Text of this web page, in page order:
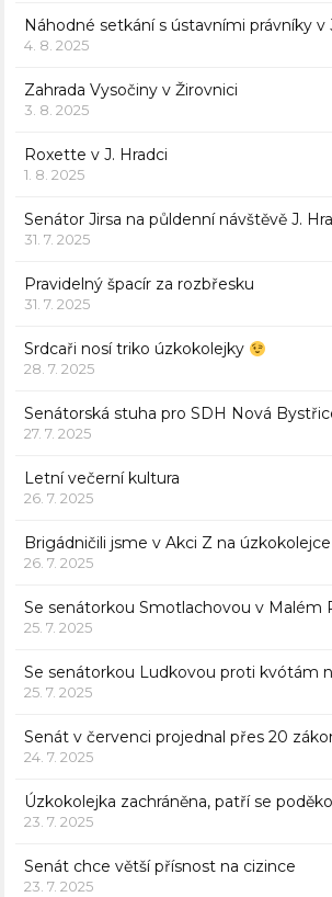
Náhodné setkání s ústavními právníky v
4. 8. 2025
Zahrada Vysočiny v Žirovnici
3. 8. 2025
Roxette v J. Hradci
1. 8. 2025
Senátor Jirsa na půldenní návštěvě J.
31. 7. 2025
Pravidelný špacír za rozbřesku
31. 7. 2025
Srdcaři nosí triko úzkokolejky
28. 7. 2025
Senátorská stuha pro SDH Nová
27. 7. 2025
Letní večerní kultura
26. 7. 2025
Brigádničili jsme v Akci Z na úzkokolejce
26. 7. 2025
Se senátorkou Smotlachovou v Malém
25. 7. 2025
Se senátorkou Ludkovou proti kvótám
25. 7. 2025
Senát v červenci projednal přes 20
24. 7. 2025
Úzkokolejka zachráněna, patří se
23. 7. 2025
Senát chce větší přísnost na cizince
23. 7. 2025